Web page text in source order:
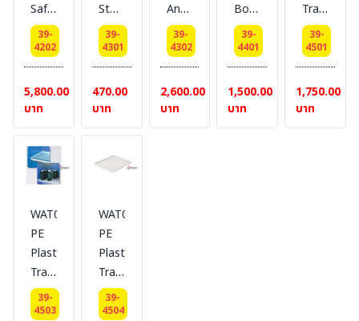
Safety
Cabinets
Ramp
55/110/115
Gal.
Ext
dimension(HxWxD/cm)
3.5x68x58
G.W.
(Kgs.)
39-
4202
5,800.00
บาท
Steel
Safety
Cabinets
Ext.
dimension
2
mm,Length
m
0.2
39-
4301
470.00
บาท
Antistatic
Device
Steel
Safety
Cabinets
Ext.
dimension2
39-
4302
2,600.00
บาท
Box
Steel
Safety
Cabinets
Ext
.dimension(HxWxD/cm)
30.8x23x4.5
39-
4401
1,500.00
บาท
Tray
for
steel
cabinet
30/45/90
Gal
wall
39-
4501
1,750.00
บาท
WAT01222
PE
Plastic
Tray
for
cabinet
39-
4503
WAT060
PE
Plastic
Tray
for
cabinet
39-
4504